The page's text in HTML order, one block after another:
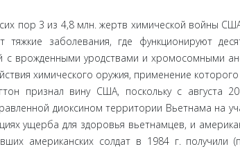
пор 3 из 4,8 млн. жертв химической войны
заболева­ния, где функционируют
с врожденными уродства­ми и хромосомными
химического оружия, применение
признал вину США, поскольку с августа
диоксином территории Вьетнама на
ущерба для здоровья вьетнамцев, и
американских солдат в 1984 г. получили